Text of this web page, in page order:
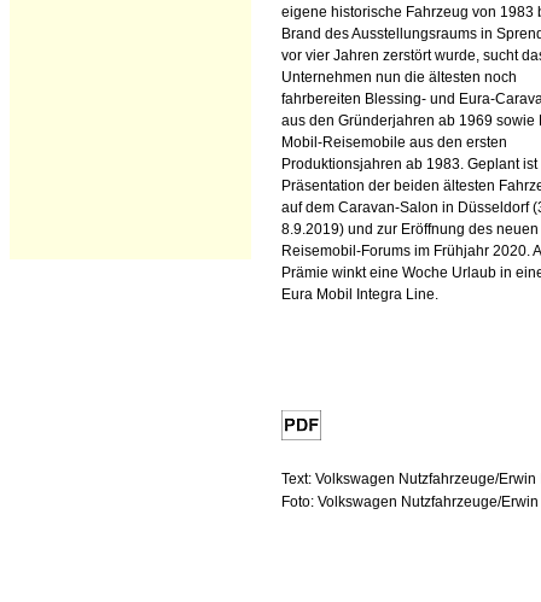
eigene historische Fahrzeug von 1983
Brand des Ausstellungsraums in
vor vier Jahren zerstört wurde, sucht
Unternehmen nun die ältesten noch
fahrbereiten Blessing- und Eura-
aus den Gründerjahren ab 1969 sowie
Mobil-Reisemobile aus den ersten
Produktionsjahren ab 1983. Geplant
Präsentation der beiden ältesten
auf dem Caravan-Salon in Düsseldorf
8.9.2019) und zur Eröffnung des neuen
Reisemobil-Forums im Frühjahr 2020.
Prämie winkt eine Woche Urlaub in
Eura Mobil Integra Line.
Text: Volkswagen Nutzfahrzeuge/Erwin
Foto: Volkswagen Nutzfahrzeuge/